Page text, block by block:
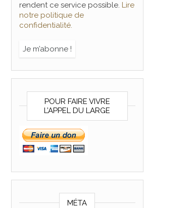
rendent ce service possible. Lire
notre politique de
confidentialité.
POUR FAIRE VIVRE
L’APPEL DU LARGE
MÉTA